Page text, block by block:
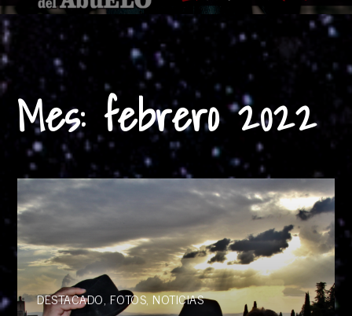
Mes: febrero 2022
DESTACADO, FOTOS,NOTICIAS